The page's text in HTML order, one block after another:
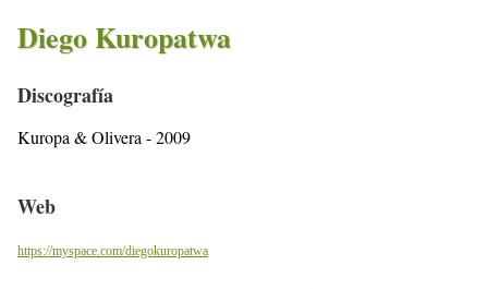
Diego Kuropatwa
Discografía
Kuropa & Olivera - 2009
Web
https://myspace.com/diegokuropatwa